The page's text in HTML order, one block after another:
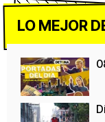
LO MEJOR